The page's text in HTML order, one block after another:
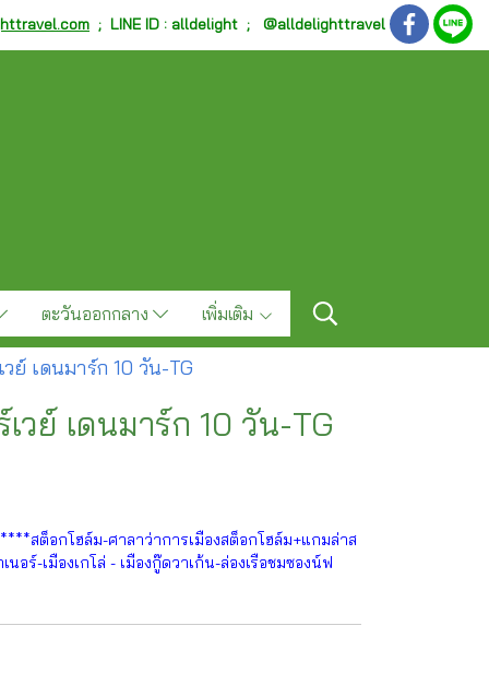
; LINE ID : alldelight ; @alldelighttravel
ตะวันออกกลาง เพิ่มเติม
ย์ เดนมาร์ก 10 วัน-TG
วย์ เดนมาร์ก 10 วัน-TG
สต็อกโฮล์ม-ศาลาว่าการเมืองสต็อกโฮล์ม+แกมล่าส
ร์-เมืองเกโล่ - เมืองกู๊ดวาเก้น-ล่องเรือชมซองน์ฟ